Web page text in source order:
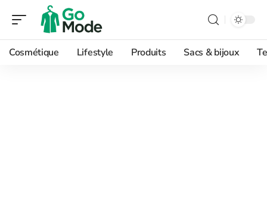
Cosmétique Lifestyle Produits Sacs & bijoux